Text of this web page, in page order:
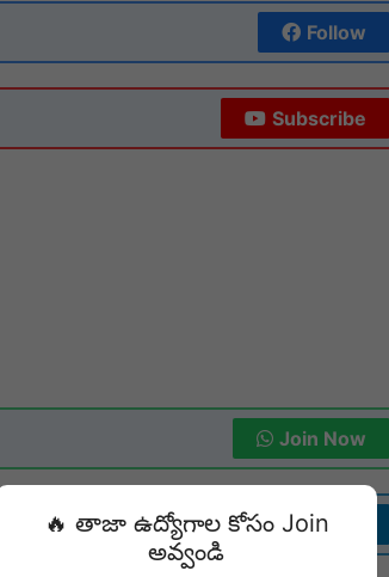
Follow
Subscribe
Join Now
Join Now
🔥 తాజా ఉద్యోగాల కోసం Join
అవ్వండి